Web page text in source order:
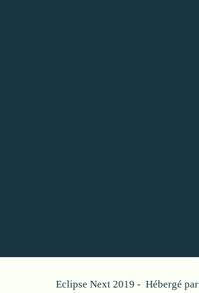
Eclipse Next 2019 - Hébergé par